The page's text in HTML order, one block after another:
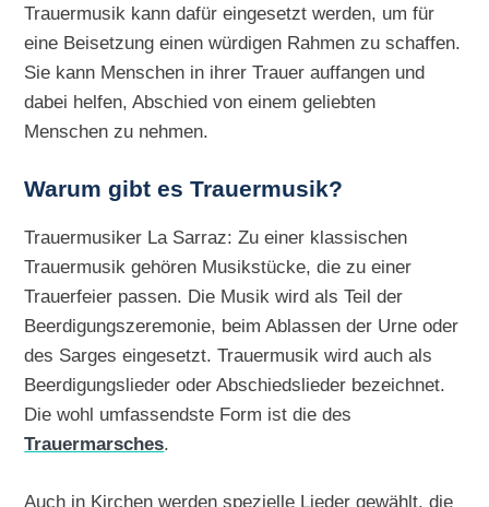
Trauermusik kann dafür eingesetzt werden, um für
eine Beisetzung einen würdigen Rahmen zu schaffen.
Sie kann Menschen in ihrer Trauer auffangen und
dabei helfen, Abschied von einem geliebten
Menschen zu nehmen.
Warum gibt es Trauermusik?
Trauermusiker La Sarraz: Zu einer klassischen
Trauermusik gehören Musikstücke, die zu einer
Trauerfeier passen. Die Musik wird als Teil der
Beerdigungszeremonie, beim Ablassen der Urne oder
des Sarges eingesetzt. Trauermusik wird auch als
Beerdigungslieder oder Abschiedslieder bezeichnet.
Die wohl umfassendste Form ist die des
Trauermarsches.
Auch in Kirchen werden spezielle Lieder gewählt, die